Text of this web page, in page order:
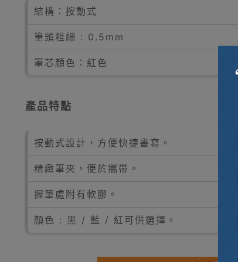
結構：按動式
筆頭粗細 : 0.5mm
筆芯顏色：紅色
產品特點
按動式設計，方便快捷書寫。
精緻筆夾，便於攜帶。
握筆處附有軟膠。
顏色 : 黑 / 藍 / 紅可供選擇。